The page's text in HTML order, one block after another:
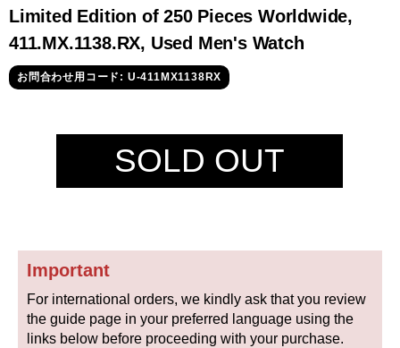
グランド
セイコー
オメガ
コンスタンタン
商品の状態から探す
Limited Edition of 250 Pieces Worldwide,
411.MX.1138.RX, Used Men's Watch
お問合わせ用コード: U-411MX1138RX
SOLD OUT
Important
For international orders, we kindly ask that you review
the guide page in your preferred language using the
links below before proceeding with your purchase.